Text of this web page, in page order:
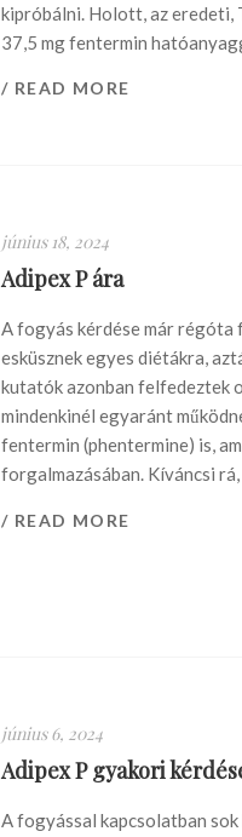
kipróbálni. Holott, az
37,5 mg fentermin
/ READ MORE
június 18, 2024
Adipex P ára
A fogyás kérdése már régóta
esküsznek egyes diétákra,
kutatók azonban felfedeztek
mindenkinél egyaránt
fentermin (phentermine) is,
forgalmazásában. Kíváncsi
/ READ MORE
június 6, 2024
Adipex P gyakori
A fogyással kapcsolatban